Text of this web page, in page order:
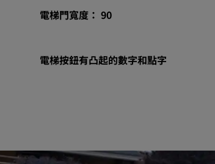
電梯門寬度： 90
電梯按鈕有凸起的數字和點字